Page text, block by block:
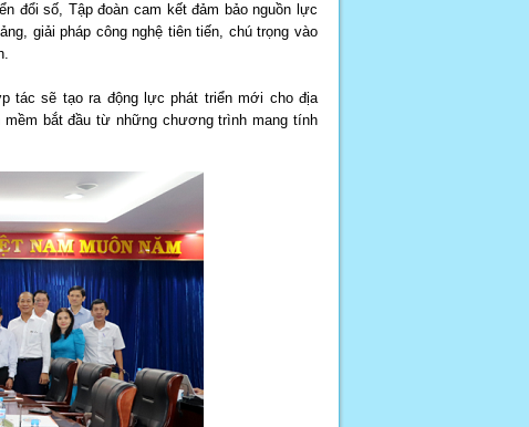
đổi số, Tập đoàn cam kết đảm bảo nguồn lực
giải pháp công nghệ tiên tiến, chú trọng vào
tác sẽ tạo ra động lực phát triển mới cho địa
bắt đầu từ những chương trình mang tính